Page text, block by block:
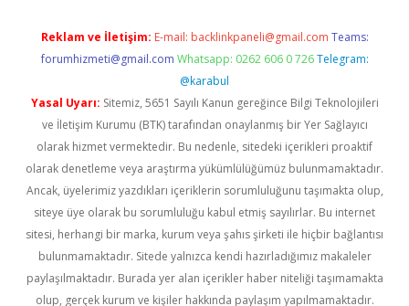
Reklam ve İletişim: E-mail: backlinkpaneli@gmail.com Teams:
forumhizmeti@gmail.com Whatsapp: 0262 606 0 726 Telegram:
@karabul
Yasal Uyarı: Sitemiz, 5651 Sayılı Kanun gereğince Bilgi Teknolojileri
ve İletişim Kurumu (BTK) tarafından onaylanmış bir Yer Sağlayıcı
olarak hizmet vermektedir. Bu nedenle, sitedeki içerikleri proaktif
olarak denetleme veya araştırma yükümlülüğümüz bulunmamaktadır.
Ancak, üyelerimiz yazdıkları içeriklerin sorumluluğunu taşımakta olup,
siteye üye olarak bu sorumluluğu kabul etmiş sayılırlar. Bu internet
sitesi, herhangi bir marka, kurum veya şahıs şirketi ile hiçbir bağlantısı
bulunmamaktadır. Sitede yalnızca kendi hazırladığımız makaleler
paylaşılmaktadır. Burada yer alan içerikler haber niteliği taşımamakta
olup, gerçek kurum ve kişiler hakkında paylaşım yapılmamaktadır.